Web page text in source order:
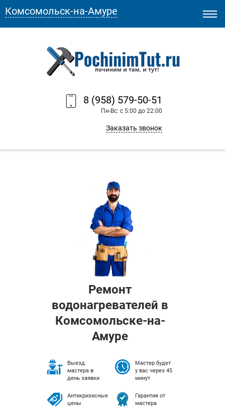
8 (958) 579-50-51
Пн-Вс: с 5:00 до 22:00
Заказать звонок
Комсомольск-на-Амуре
Ремонт
водонагревателей в
Комсомольске-на-
Амуре
Выезд
мастера в
день заявки
Мастер будет
у вас через 45
минут
Антикризисные
цены
Гарантия от
мастера